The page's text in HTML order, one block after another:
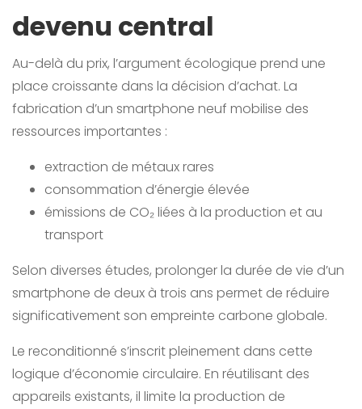
devenu central
Au-delà du prix, l’argument écologique prend une
place croissante dans la décision d’achat. La
fabrication d’un smartphone neuf mobilise des
ressources importantes :
extraction de métaux rares
consommation d’énergie élevée
émissions de CO₂ liées à la production et au
transport
Selon diverses études, prolonger la durée de vie d’un
smartphone de deux à trois ans permet de réduire
significativement son empreinte carbone globale.
Le reconditionné s’inscrit pleinement dans cette
logique d’économie circulaire. En réutilisant des
appareils existants, il limite la production de